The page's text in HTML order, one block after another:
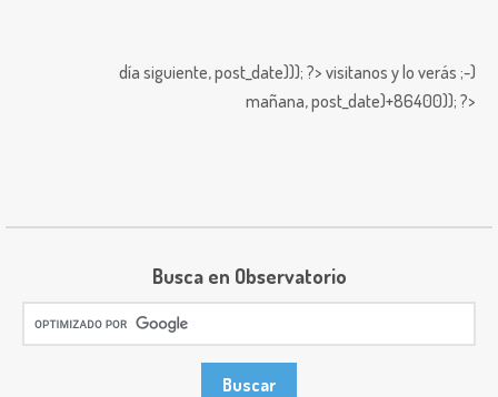
día siguiente,post_date))); ?> visitanos y lo verás ;-)
mañana,post_date)+86400)); ?>
Busca en Observatorio